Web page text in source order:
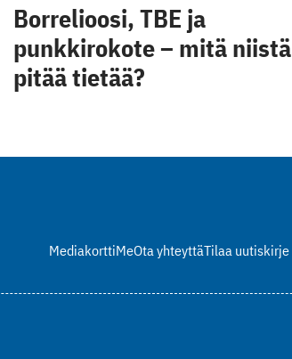
Borrelioosi, TBE ja
punkkirokote – mitä niistä
pitää tietää?
MediakorttiMeOta yhteyttäTilaa uutiskirje